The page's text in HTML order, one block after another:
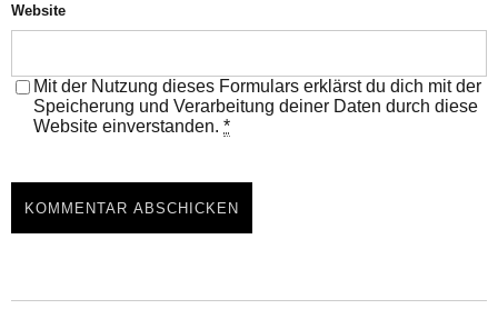
Website
Mit der Nutzung dieses Formulars erklärst du dich mit der
Speicherung und Verarbeitung deiner Daten durch diese
Website einverstanden. *